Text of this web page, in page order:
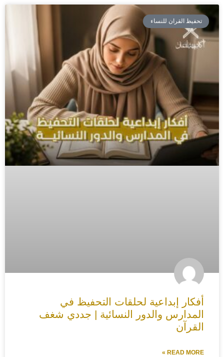
تحفيظ القران للنساء
أفكار إبداعية لحلقات التحفيظ في
المدارس والدور النسائية | جددي شغف
القرآن
READ MORE »